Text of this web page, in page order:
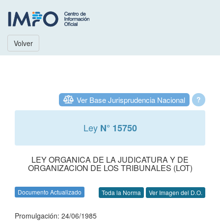
Volver
?
Ver Base Jurisprudencia Nacional
Ley N° 15750
LEY ORGANICA DE LA JUDICATURA Y DE
ORGANIZACION DE LOS TRIBUNALES (LOT)
Documento Actualizado Toda la Norma Ver Imagen del D.O.
Promulgación: 24/06/1985